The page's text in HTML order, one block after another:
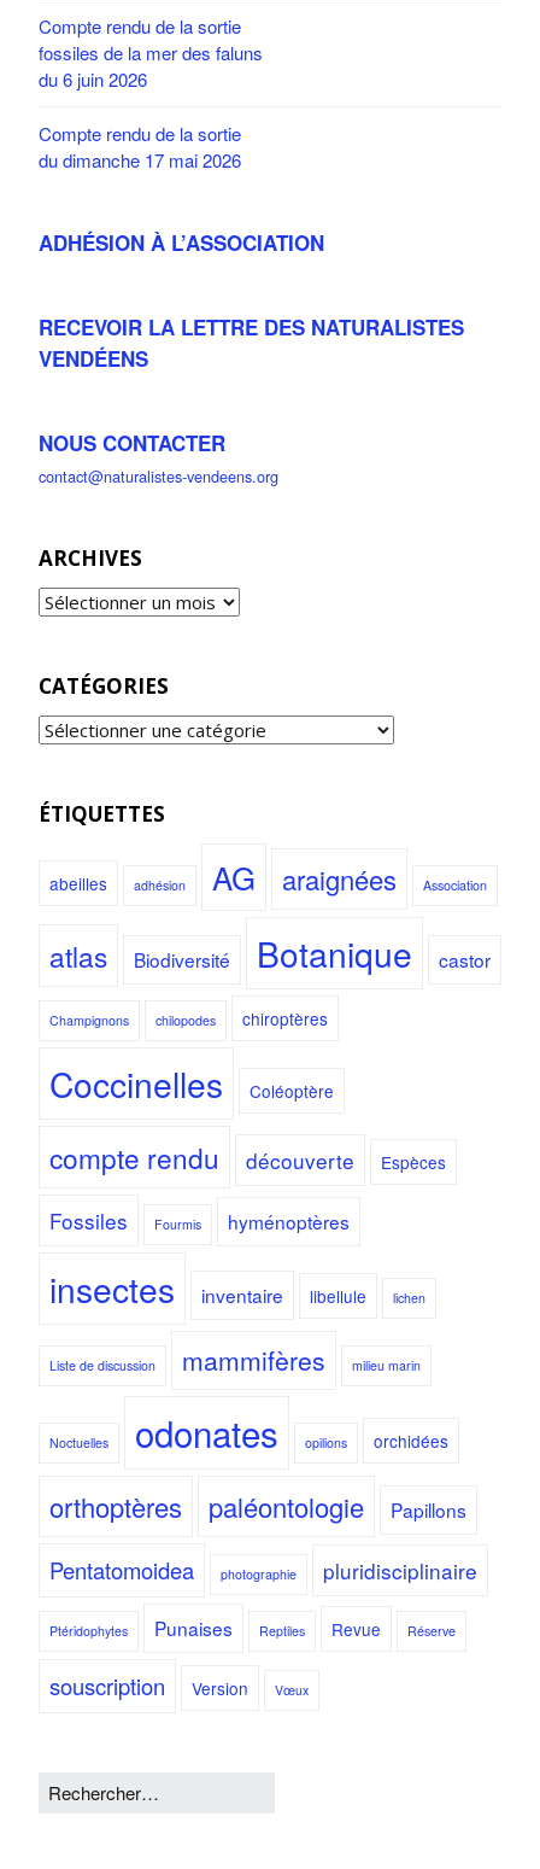
Compte rendu de la sortie
fossiles de la mer des faluns
du 6 juin 2026
Compte rendu de la sortie
du dimanche 17 mai 2026
ADHÉSION À L’ASSOCIATION
RECEVOIR LA LETTRE DES NATURALISTES
VENDÉENS
NOUS CONTACTER
contact@naturalistes-vendeens.org
ARCHIVES
CATÉGORIES
ÉTIQUETTES
abeilles adhésion AG araignées Association
atlas Biodiversité Botanique castor
Champignons chilopodes chiroptères
Coccinelles Coléoptère
compte rendu découverte Espèces
Fossiles Fourmis hyménoptères
insectes inventaire libellule lichen
Liste de discussion mammifères milieu marin
Noctuelles odonates opilions orchidées
orthoptères paléontologie Papillons
Pentatomoidea photographie pluridisciplinaire
Ptéridophytes Punaises Reptiles Revue Réserve
souscription Version Vœux